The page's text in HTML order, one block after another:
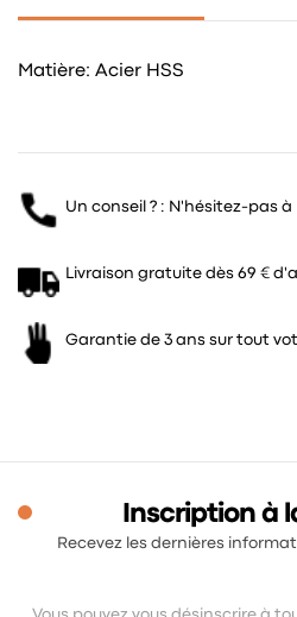
Matière: Acier HSS
Un conseil ? : N'hésitez-pas à
Livraison gratuite dès 69 €
Garantie de 3 ans sur tout
Inscription à
Recevez les dernières